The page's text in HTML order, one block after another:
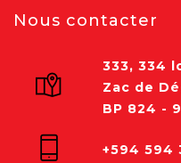
Nous contacter
333, 334
Zac de
BP 824 -
+594 594